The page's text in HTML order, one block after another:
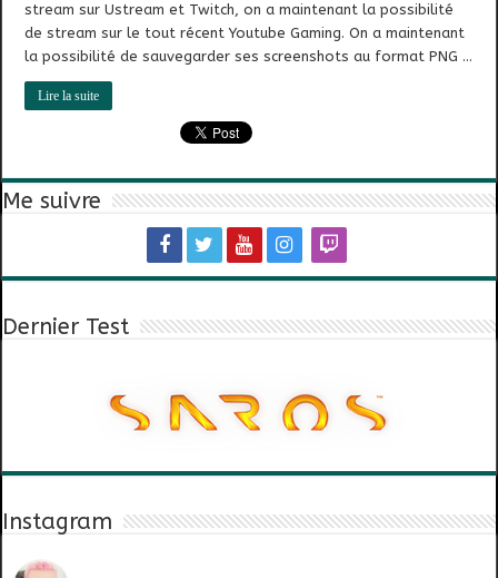
stream sur Ustream et Twitch, on a maintenant la possibilité
de stream sur le tout récent Youtube Gaming. On a maintenant
la possibilité de sauvegarder ses screenshots au format PNG …
Lire la suite
Me suivre
Dernier Test
Instagram